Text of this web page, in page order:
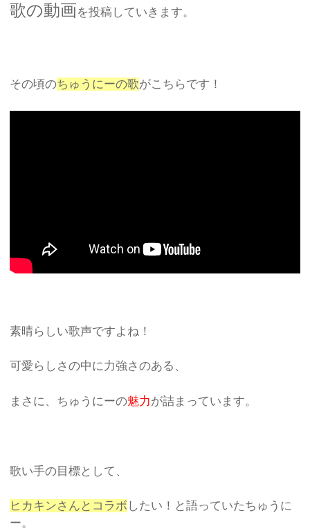
歌の動画を投稿していきます。
その頃のちゅうにーの歌がこちらです！
素晴らしい歌声ですよね！
可愛らしさの中に力強さのある、
まさに、ちゅうにーの魅力が詰まっています。
歌い手の目標として、
ヒカキンさんとコラボ したい！と語っていたちゅうに
ー。